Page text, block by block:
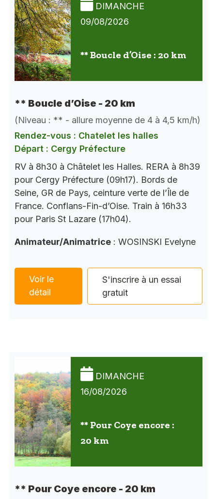
DIMANCHE
09/08/2026
** Boucle d’Oise : 20 km
** Boucle d’Oise - 20 km
(Niveau : ** - allure moyenne de 4 à 4,5 km/h)
Rendez-vous : Chatelet les halles
Départ : Cergy Préfecture
RV à 8h30 à Châtelet les Halles. RERA à 8h39
pour Cergy Préfecture (09h17). Bords de
Seine, GR de Pays, ceinture verte de l’Île de
France. Conflans-Fin-d’Oise. Train à 16h33
pour Paris St Lazare (17h04).
Animateur/Animatrice : WOSINSKI Evelyne
Voir le
détail
S'inscrire à un essai
gratuit
DIMANCHE
16/08/2026
** Pour Coye encore :
20 km
** Pour Coye encore - 20 km